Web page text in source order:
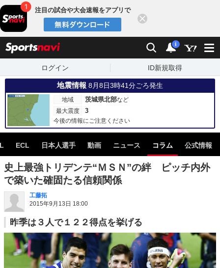
注目の試合や大会速報をアプリで
検索 通知
i
ログイン ID新規取得
地震情報 8月8日3時41分ごろ発生
地域 茨城県北部など
最大震度
3
今後の情報にご注意ください
ECL 日本人選手 動画 ニュース コラム 公式情報
史上最強トリデンテ“ＭＳＮ”の絆 ピッチ内外
で築いた確固たる信頼関係
工藤拓
2015年9月13日 18:00
昨季は３人で１２２得点を挙げる